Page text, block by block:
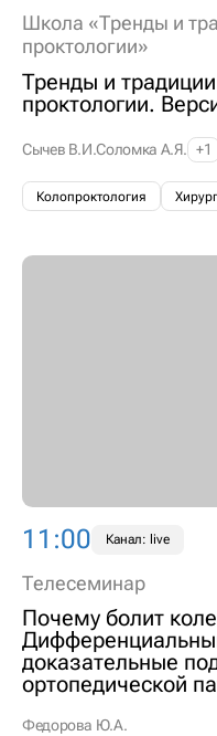
Школа «Тренды и
проктологии»
Тренды и
проктологии.
Сычев В.И.Соломка А.Я. +1
Колопроктология
11:00 Канал: live
Телесеминар
Почему болит
доказательные
ортопедической
Федорова Ю.А.